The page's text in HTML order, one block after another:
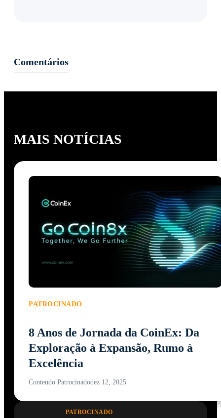
Comentários
MAIS NOTÍCIAS
PATROCINADO
8 Anos de Jornada da CoinEx: Da
Exploração à Expansão, Rumo à
Excelência
Conteudo Patrocinadodez 12, 2025
PATROCINADO